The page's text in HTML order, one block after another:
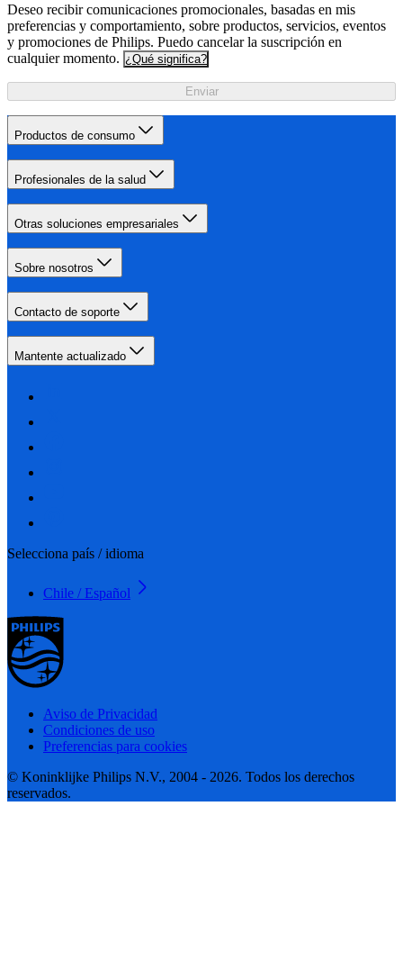
Deseo recibir comunicaciones promocionales, basadas en mis
preferencias y comportamiento, sobre productos, servicios, eventos
y promociones de Philips. Puedo cancelar la suscripción en
cualquier momento. ¿Qué significa?
Enviar
Productos de consumo
Profesionales de la salud
Otras soluciones empresariales
Sobre nosotros
Contacto de soporte
Mantente actualizado
Selecciona país / idioma
Chile / Español
Aviso de Privacidad
Condiciones de uso
Preferencias para cookies
© Koninklijke Philips N.V., 2004 - 2026. Todos los derechos
reservados.